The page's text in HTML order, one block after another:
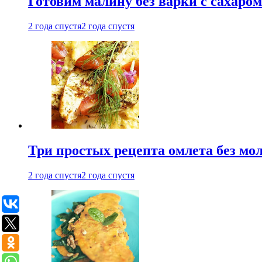
2 года спустя2 года спустя
Три простых рецепта омлета без
2 года спустя2 года спустя